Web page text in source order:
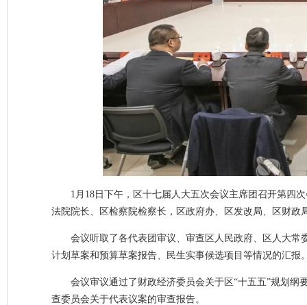
1月18日下午，区十七届人大五次会议主席团召开第四
法院院长、区检察院检察长，区政府办、区发改局、区财政
会议听取了各代表团审议、审查区人民政府、区人大常
计划草案和预算草案报告、民生实事候选项目等情况的汇报
会议审议通过了财政经济委员会关于区“十五五”规划
查委员会关于代表议案的审查报告。